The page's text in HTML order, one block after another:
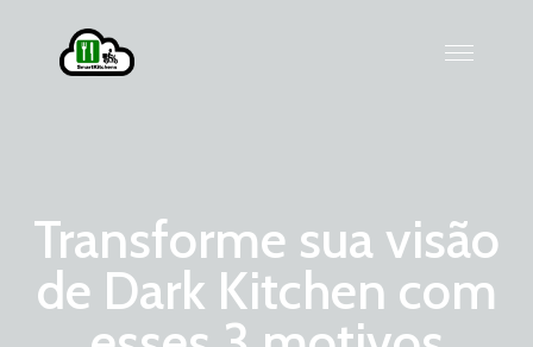
Transforme sua visão
de Dark Kitchen com